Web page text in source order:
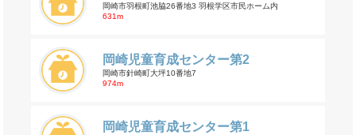
岡崎市羽根町池脇26番地3 羽根学区市民ホーム内
631m
岡崎児童育成センター第2
岡崎市針崎町大坪10番地7
974m
岡崎児童育成センター第1